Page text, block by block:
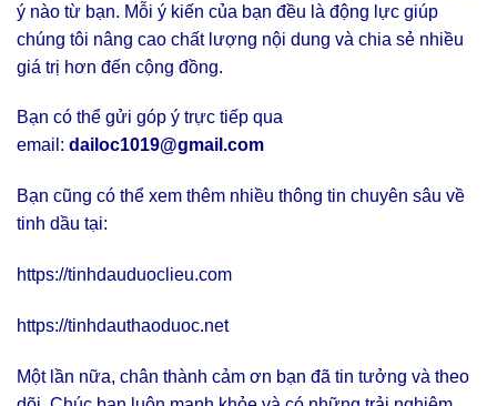
ý nào từ bạn. Mỗi ý kiến của bạn đều là động lực giúp
chúng tôi nâng cao chất lượng nội dung và chia sẻ nhiều
giá trị hơn đến cộng đồng.
Bạn có thể gửi góp ý trực tiếp qua
email: dailoc1019@gmail.com
Bạn cũng có thể xem thêm nhiều thông tin chuyên sâu về
tinh dầu tại:
https://tinhdauduoclieu.com
https://tinhdauthaoduoc.net
Một lần nữa, chân thành cảm ơn bạn đã tin tưởng và theo